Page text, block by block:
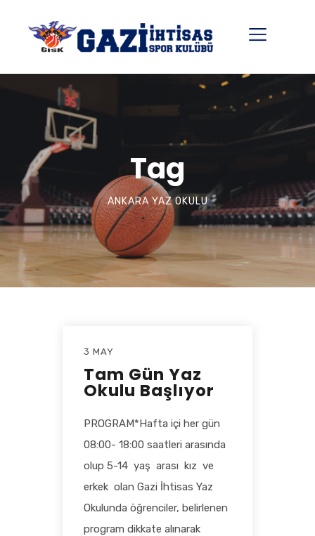
Tag
ANKARA YAZ OKULU
3 MAY
Tam Gün Yaz
Okulu Başlıyor
PROGRAM*Hafta içi her gün
08:00- 18:00 saatleri arasında
olup 5-14 yaş arası kız ve
erkek olan Gazi İhtisas Yaz
Okulunda öğrenciler, belirlenen
program dikkate alınarak